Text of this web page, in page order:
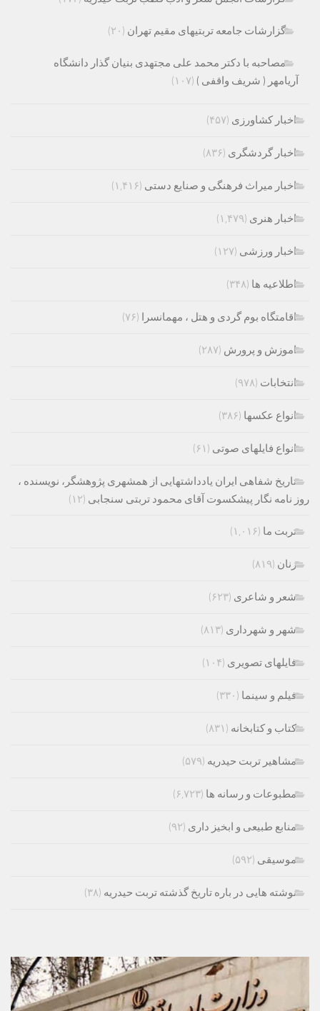
گزارشات جامعه تربتیهای مقیم تهران (۲۰)
مصاحبه با دکتر محمد علی مجتهدی بنیان گذار دانشگاه
آریامهر ( شریف واقفی ) (۱۰۷)
اخبار کشاورزی (۴۵۷)
اخبار گردشگری (۸۳۶)
اخبار میراث فرهنگی و صنایع دستی (۱,۴۱۶)
اخبار هنری (۱,۴۷۹)
اخبار ورزشی (۱۲۷)
اطلاعیه ها (۳۴۸)
اقامتگاه بوم گردی و هتل ، مهمانسرا (۷۶)
اموزش و پرورش (۲۸۷)
انتخابات (۹۷۸)
انواع عکسها (۳۸۶)
انواع فایلهای صوتی (۶۱)
تاریخ شفاهی ایران یادداشتهایی از همشهری پژوهشگر، نویسنده ،
روز نامه نگار پیشکسوت آقای محمود تربتی سنجابی (۱۲)
تربت ما (۱,۰۱۶)
زنان (۸۱۹)
شعر و شاعری (۶۲۳)
شهر و شهرداری (۸۱۳)
فایلهای تصویری (۱۰۴)
فیلم و سینما (۳۳۰)
کتاب و کتابخانه (۸۳۱)
مشاهیر تربت حیدریه (۵۷۹)
مطبوعات و رسانه ها (۶,۷۲۳)
منابع طبیعی و ابخیز داری (۹۲)
موسیقی (۵۹۲)
نوشته هایی در باره تاریخ گذشته تربت حیدریه (۳۸)